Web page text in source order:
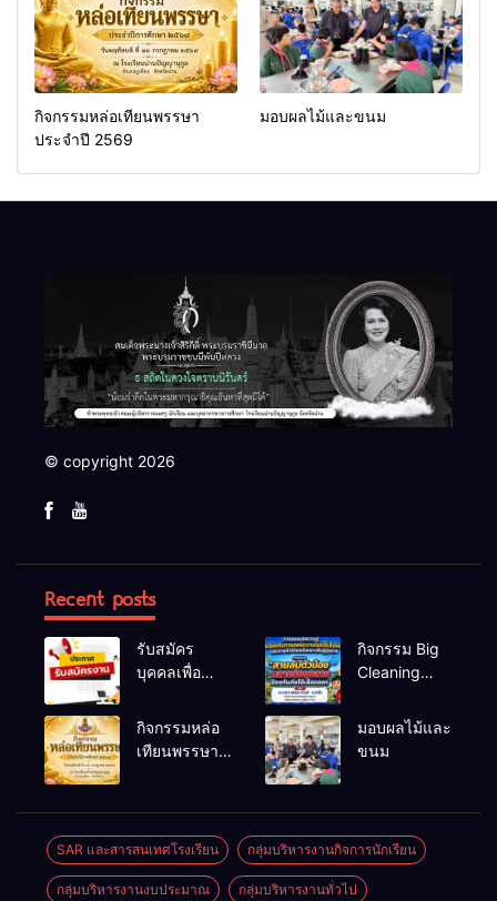
กิจกรรมหล่อเทียนพรรษา
ประจำปี 2569
มอบผลไม้และขนม
© copyright 2026
Recent posts
รับสมัคร
บุคคลเพื่อ
เลือกสรรเป็น
พนักงาน
กิจกรรม Big
Cleaning
ป้องกันโรคไข้
กิจกรรมหล่อ
เทียนพรรษา
มอบผลไม้และ
ขนม
SAR และสารสนเทศโรงเรียน กลุ่มบริหารงานกิจการนักเรียน
กลุ่มบริหารงานงบประมาณ กลุ่มบริหารงานทั่วไป